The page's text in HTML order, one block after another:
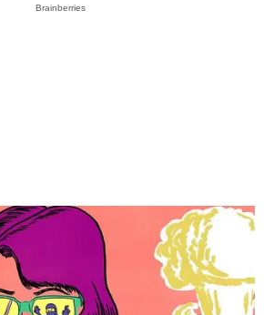
Brainberries